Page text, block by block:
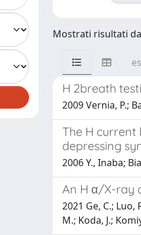
Mostrati risultati da
H 2breath
2009 Vernia, P.;
The H
depressing
2006 Y., Inaba;
An H α/X-ray
2021 Ge, C.; Luo,
M.; Koda, J.;